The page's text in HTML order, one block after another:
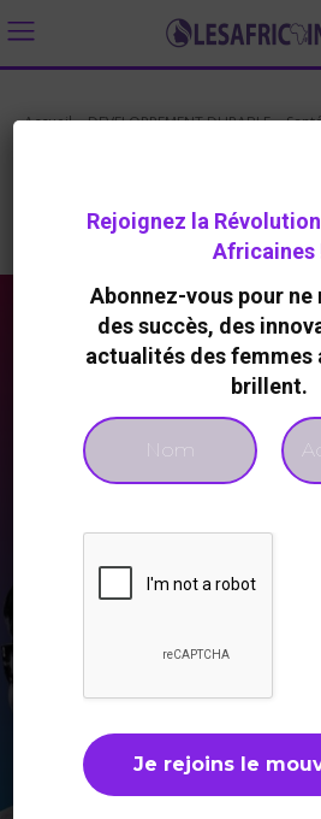
Accueil DEVELOPPEMENT DURABLE
Agenda Femme- Paix - Sécurité Climat
pour la Paix en
Rejoignez la
Africaines
Abonnez-vous pour ne
des succès, des
actualités des femmes
brillent.